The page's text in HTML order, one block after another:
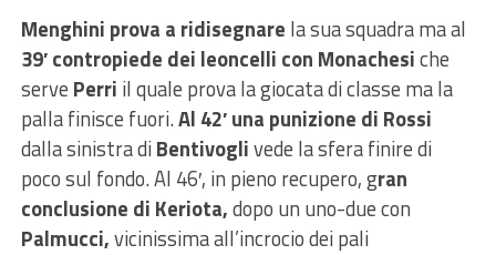
Menghini prova a ridisegnare la sua squadra ma al
39′ contropiede dei leoncelli con Monachesiche
serve Perri il quale prova la giocata di classe ma la
palla finisce fuori.Al 42′ una punizione di Rossi
dalla sinistra diBentivoglivede la sfera finire di
poco sul fondo. Al 46′, in pieno recupero, gran
conclusione di Keriota,dopo un uno-due con
Palmucci,vicinissima all’incrocio dei pali